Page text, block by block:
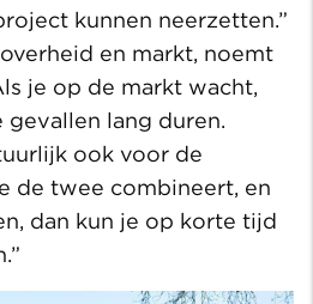
kunnen neerzetten.”
en markt, noemt
je op de markt wacht,
gevallen lang duren.
ook voor de
de twee combineert, en
dan kun je op korte tijd